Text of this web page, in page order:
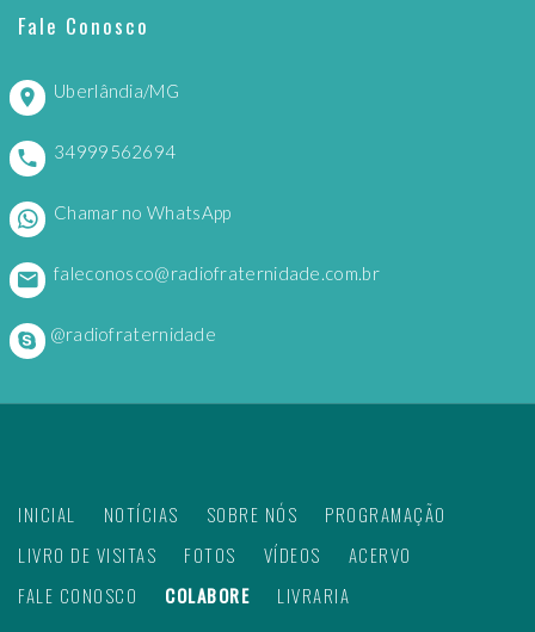
Fale Conosco
Uberlândia/MG
34999562694
Chamar no WhatsApp
faleconosco@radiofraternidade.com.br
@radiofraternidade
INICIAL NOTÍCIAS SOBRE NÓS
PROGRAMAÇÃO
LIVRO DE VISITAS
FOTOS VÍDEOS
ACERVO
FALE CONOSCO
COLABORE LIVRARIA